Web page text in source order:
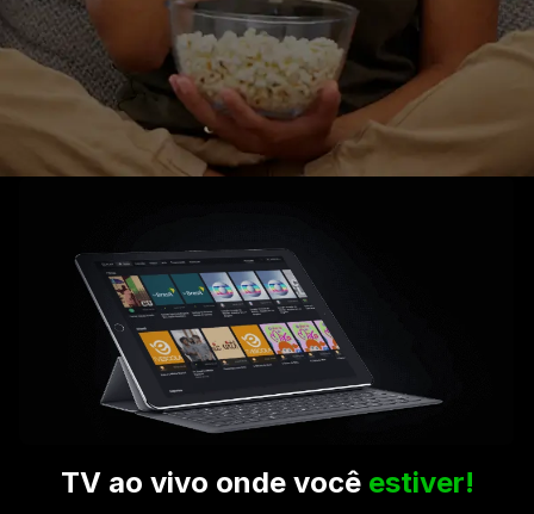
TV ao vivo onde você estiver!